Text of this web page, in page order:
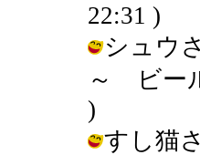
22:31 )
シュウ
～ ビー
)
すし猫